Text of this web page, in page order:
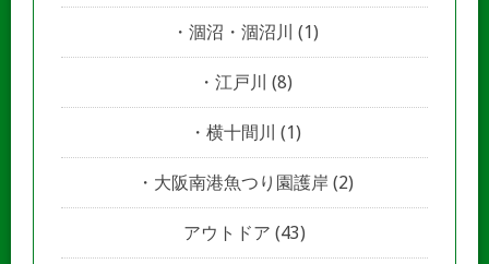
涸沼・涸沼川 (1)
江戸川 (8)
横十間川 (1)
大阪南港魚つり園護岸 (2)
アウトドア (43)